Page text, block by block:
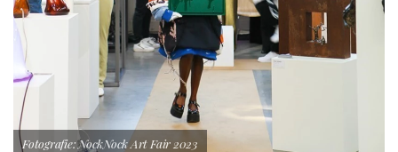
Fotografie: NockNock Art Fair 2023